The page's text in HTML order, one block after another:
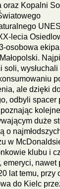
oraz Kopalni
lecia
osobowa
ale dzięki
odbyli spacer
duże
o
w
klubu i
emeryci, nawet
lat temu, przy
do Kielc